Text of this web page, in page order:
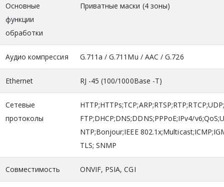
Основные
функции
обработки
Приватные маски (4 зоны)
Аудио компрессия G.711a / G.711Mu / AAC / G.726
Ethernet RJ -45 (100/1000Base -T)
Сетевые
протоколы
FTP;DHCP;DNS;DDNS;PPPoE;IPv4/
NTP;Bonjour;IEEE
TLS; SNMP
Совместимость ONVIF, PSIA, CGI